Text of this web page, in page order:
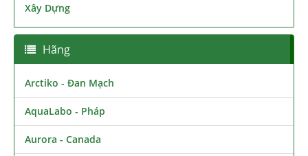
Xây Dựng
Hãng
Arctiko - Đan Mạch
AquaLabo - Pháp
Aurora - Canada